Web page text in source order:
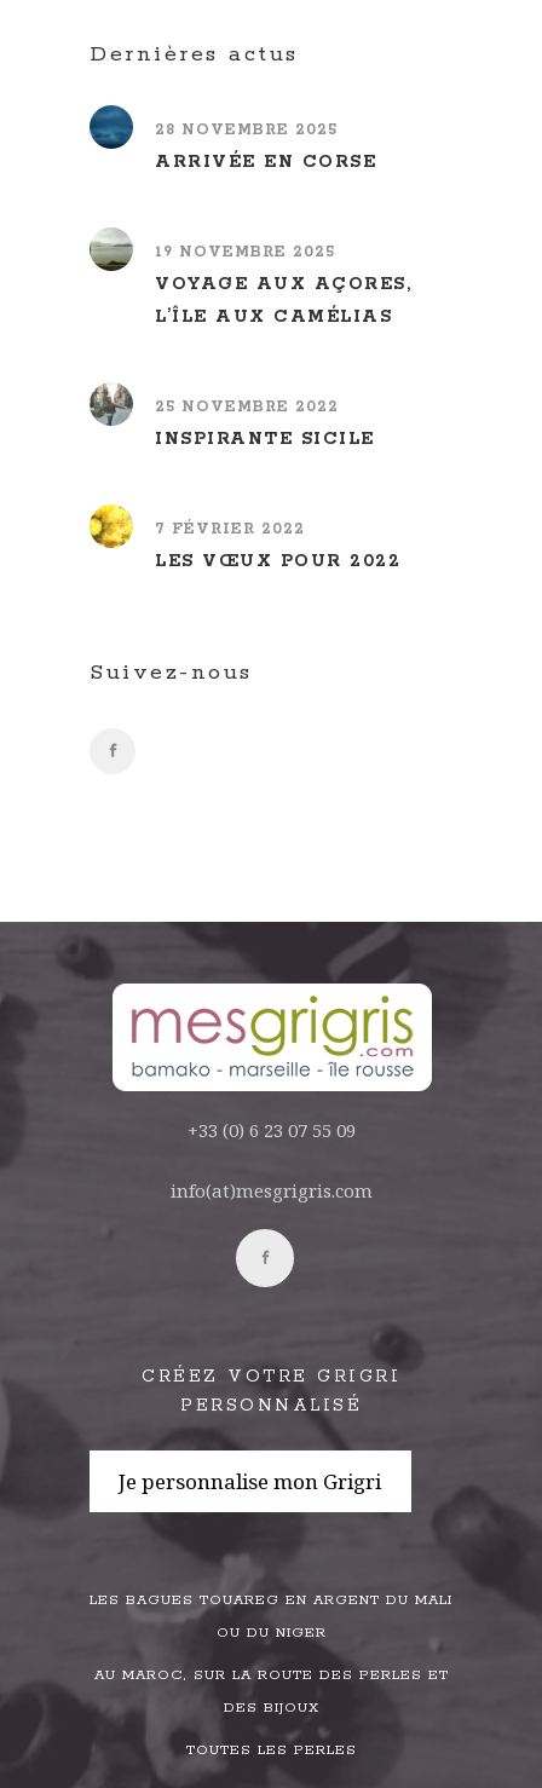
Dernières actus
28 NOVEMBRE 2025
ARRIVÉE EN CORSE
19 NOVEMBRE 2025
VOYAGE AUX AÇORES,
L’ÎLE AUX CAMÉLIAS
25 NOVEMBRE 2022
INSPIRANTE SICILE
7 FÉVRIER 2022
LES VŒUX POUR 2022
Suivez-nous
+33 (0) 6 23 07 55 09
info(at)mesgrigris.com
CRÉEZ VOTRE GRIGRI
PERSONNALISÉ
Je personnalise mon Grigri
LES BAGUES TOUAREG EN ARGENT DU MALI
OU DU NIGER
AU MAROC, SUR LA ROUTE DES PERLES ET
DES BIJOUX
TOUTES LES PERLES